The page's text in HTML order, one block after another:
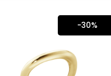
-30%